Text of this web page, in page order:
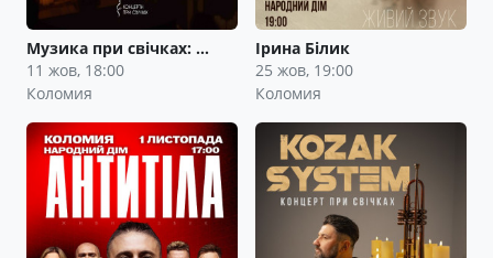
Музика при свічках: …
11 жов, 18:00
Коломия
Ірина Білик
25 жов, 19:00
Коломия